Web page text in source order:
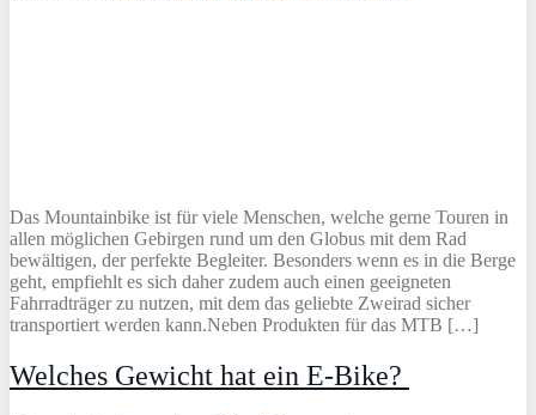
Das Mountainbike ist für viele Menschen, welche gerne Touren in
allen möglichen Gebirgen rund um den Globus mit dem Rad
bewältigen, der perfekte Begleiter. Besonders wenn es in die Berge
geht, empfiehlt es sich daher zudem auch einen geeigneten
Fahrradträger zu nutzen, mit dem das geliebte Zweirad sicher
transportiert werden kann.Neben Produkten für das MTB […]
Welches Gewicht hat ein E-Bike?